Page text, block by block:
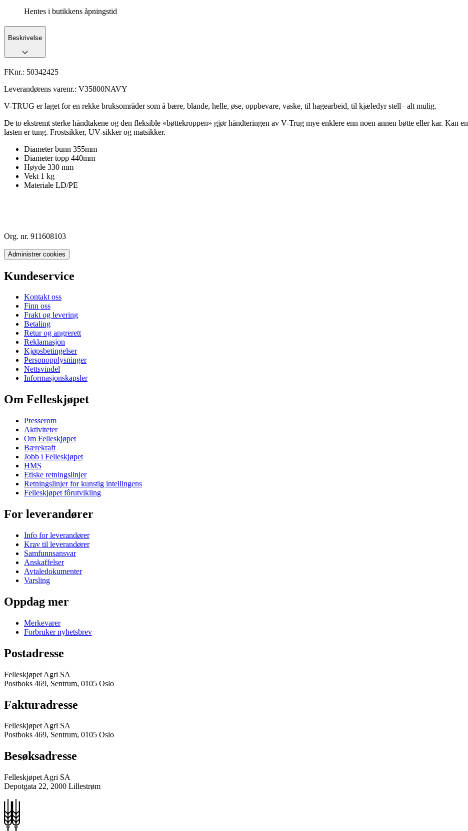
Hentes i butikkens åpningstid
Beskrivelse
FKnr.: 50342425
Leverandørens varenr.: V35800NAVY
V-TRUG er laget for en rekke bruksområder som å bære, blande, helle, øse, oppbevare, vaske, til hagearbeid, til kjæledyr stell– alt mulig.
De to ekstremt sterke håndtakene og den fleksible «bøttekroppen» gjør håndteringen av V-Trug mye enklere enn noen annen bøtte eller kar. Kan
lasten er tung. Frostsikker, UV-sikker og matsikker.
Diameter bunn 355mm
Diameter topp 440mm
Høyde 330 mm
Vekt 1 kg
Materiale LD/PE
Org. nr. 911608103
Administrer cookies
Kundeservice
Kontakt oss
Finn oss
Frakt og levering
Betaling
Retur og angrerett
Reklamasjon
Kjøpsbetingelser
Personopplysninger
Nettsvindel
Informasjonskapsler
Om Felleskjøpet
Presserom
Aktiviteter
Om Felleskjøpet
Bærekraft
Jobb i Felleskjøpet
HMS
Etiske retningslinjer
Retningslinjer for kunstig intellingens
Felleskjøpet fôrutvikling
For leverandører
Info for leverandører
Krav til leverandører
Samfunnsansvar
Anskaffelser
Avtaledokumenter
Varsling
Oppdag mer
Merkevarer
Forbruker nyhetsbrev
Postadresse
Felleskjøpet Agri SA
Postboks 469, Sentrum, 0105 Oslo
Fakturadresse
Felleskjøpet Agri SA
Postboks 469, Sentrum, 0105 Oslo
Besøksadresse
Felleskjøpet Agri SA
Depotgata 22, 2000 Lillestrøm